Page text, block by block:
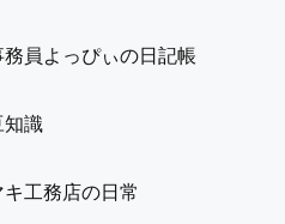
務員よっぴぃの日記帳
知識
キ工務店の日常